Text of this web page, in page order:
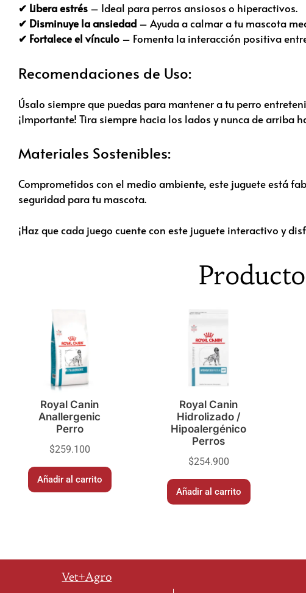
✔ Libera estrés – Ideal para perros ansiosos o hiperactivos.
✔ Disminuye la ansiedad – Ayuda a calmar a tu mascota
✔ Fortalece el vínculo – Fomenta la interacción positiva
Recomendaciones de Uso:
Úsalo siempre que puedas para mantener a tu perro
¡Importante! Tira siempre hacia los lados y nunca de arriba
Materiales Sostenibles:
Comprometidos con el medio ambiente, este juguete está
seguridad para tu mascota.
¡Haz que cada juego cuente con este juguete interactivo y
Royal Canin
Anallergenic
Perro
$259.100
Añadir al carrito
Royal Canin
Hidrolizado /
Hipoalergénico
Perros
$254.900
Añadir al carrito
Vet+Agro